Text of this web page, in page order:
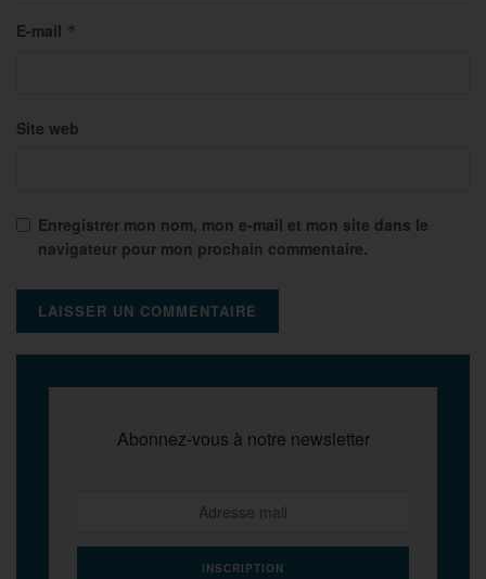
E-mail *
Site web
Enregistrer mon nom, mon e-mail et mon site dans le
navigateur pour mon prochain commentaire.
Abonnez-vous à notre newsletter